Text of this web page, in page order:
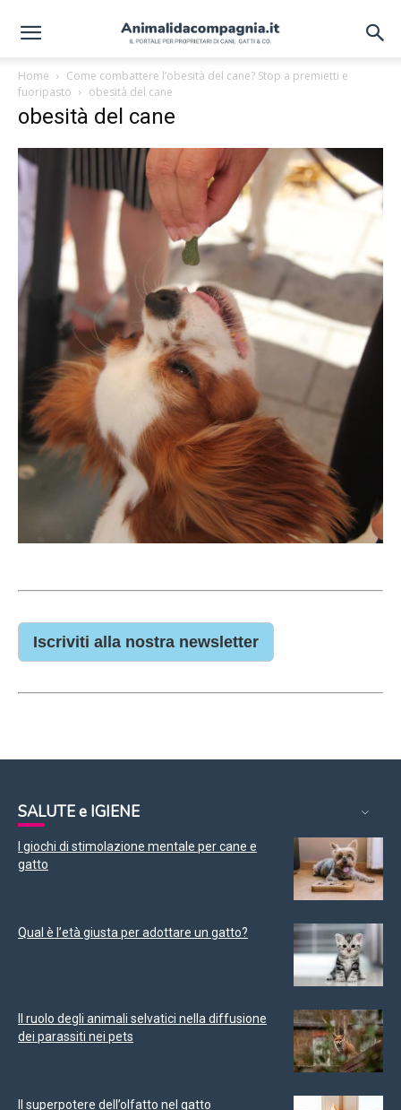
Home
Come combattere l’obesità del cane? Stop a premietti e
fuoripasto
obesità del cane
obesità del cane
Iscriviti alla nostra newsletter
SALUTE e IGIENE
I giochi di stimolazione mentale per cane e
gatto
Qual è l’età giusta per adottare un gatto?
Il ruolo degli animali selvatici nella diffusione
dei parassiti nei pets
Il superpotere dell’olfatto nel gatto